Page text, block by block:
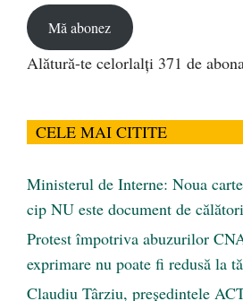
Mă abonez
Alătură-te celorlalți 371 de
CELE MAI CITITE
Ministerul de Interne: Noua
cip NU este document de
Protest împotriva abuzurilor
exprimare nu poate fi redusă la
Claudiu Târziu, președintele